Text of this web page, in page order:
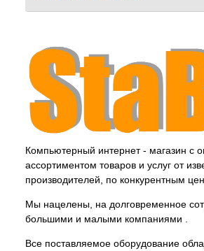
Компьютерный интернет - магазин с
ассортиментом товаров и услуг от
производителей, по конкурентным
Мы нацелены, на долговременное
большими и малыми компаниями .
Все поставляемое оборудование